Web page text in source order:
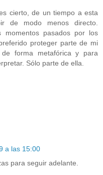
cierto, de un tiempo a esta
de modo menos directo.
momentos pasados por los
proteger parte de mi
forma metafórica y para
Sólo parte de ella.
a las 15:00
para seguir adelante.